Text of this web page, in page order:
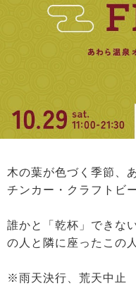
木の葉が色づく季節、
チンカー・クラフトビ
誰かと「乾杯」できな
の人と隣に座ったこの
※雨天決行、荒天中止